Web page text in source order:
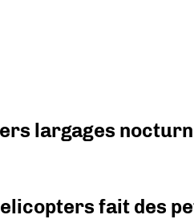
largages
fait des